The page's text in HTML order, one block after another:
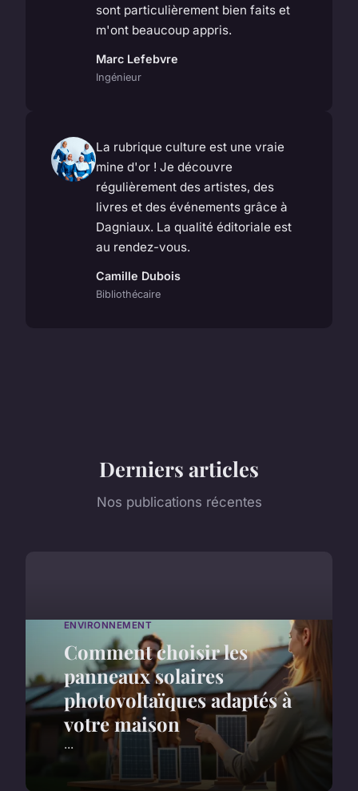
sont particulièrement bien faits et
m'ont beaucoup appris.
Marc Lefebvre
Ingénieur
La rubrique culture est une vraie
mine d'or ! Je découvre
régulièrement des artistes, des
livres et des événements grâce à
Dagniaux. La qualité éditoriale est
au rendez-vous.
Camille Dubois
Bibliothécaire
Derniers articles
Nos publications récentes
ENVIRONNEMENT
Comment choisir les
panneaux solaires
photovoltaïques adaptés à
votre maison
...